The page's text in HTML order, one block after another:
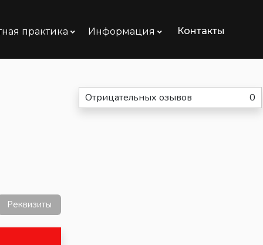
практика Информация Контакты
Реквизиты
Отрицательных озывов 0